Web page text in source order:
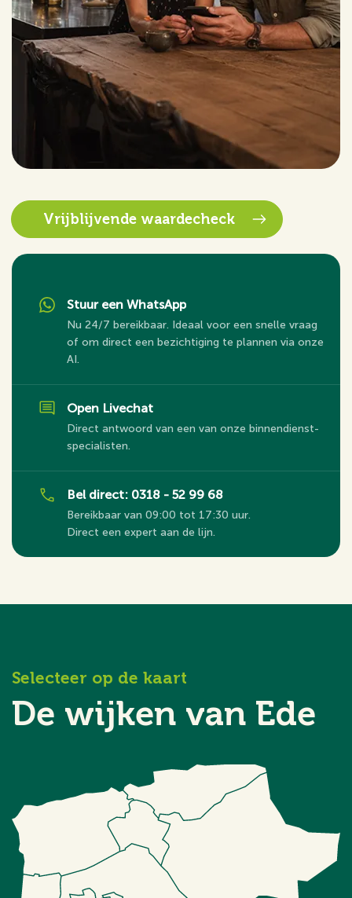
Vrijblijvende waardecheck
Stuur een WhatsApp
Nu 24/7 bereikbaar. Ideaal voor een snelle vraag
of om direct een bezichtiging te plannen via onze
AI.
Open Livechat
Direct antwoord van een van onze binnendienst-
specialisten.
Bel direct: 0318 - 52 99 68
Bereikbaar van 09:00 tot 17:30 uur.
Direct een expert aan de lijn.
Selecteer op de kaart
De wijken van Ede